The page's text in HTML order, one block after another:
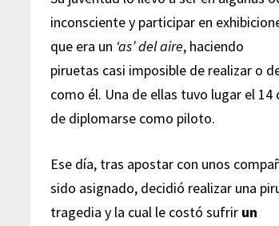
inconsciente y participar en
que era un ‘as’ del aire, haciendo
piruetas casi imposible de realizar o
como él. Una de ellas tuvo lugar el
de diplomarse como piloto.
Ese día, tras apostar con unos
sido asignado, decidió realizar una
tragedia y la cual le costó sufrir un